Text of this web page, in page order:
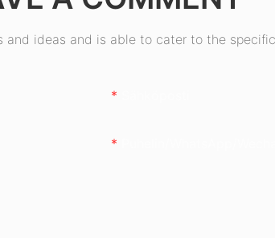
and ideas and is able to cater to the